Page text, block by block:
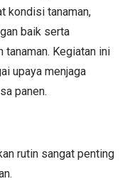
kondisi tanaman,
baik serta
tanaman. Kegiatan ini
upaya menjaga
panen.
rutin sangat penting